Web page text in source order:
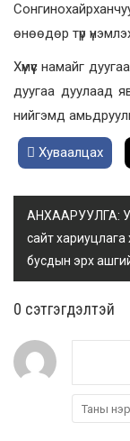
өнөөдөр түр
Хүмүүс намайг
дуугаа дуулаад
нийгэмд
Хуваалцах
АНХААРУУЛГА:
сайт хариуцлага
бусдын эрх ашгийг
0 cэтгэгдэлтэй